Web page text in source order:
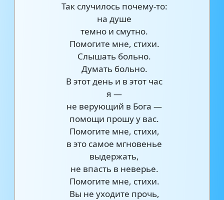
Так случилось почему-то:
на душе
темно и смутно.
Помогите мне, стихи.
Слышать больно.
Думать больно.
В этот день и в этот час
я —
не верующий в Бога —
помощи прошу у вас.
Помогите мне, стихи,
в это самое мгновенье
выдержать,
не впасть в неверье.
Помогите мне, стихи.
Вы не уходите прочь,